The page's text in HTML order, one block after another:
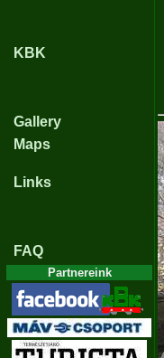
KBK
Gallery
Maps
Links
FAQ
Partnereink